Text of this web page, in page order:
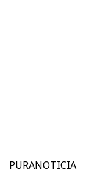
PURANOTICIA